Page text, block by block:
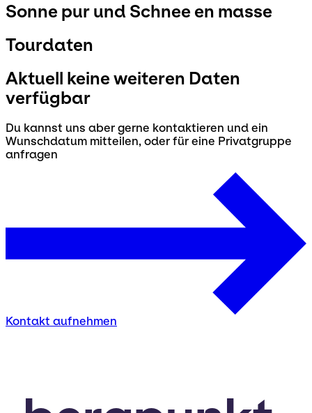
Sonne pur und Schnee en masse
Tourdaten
Aktuell keine weiteren Daten
verfügbar
Du kannst uns aber gerne kontaktieren und ein
Wunschdatum mitteilen, oder für eine Privatgruppe
anfragen
Kontakt aufnehmen